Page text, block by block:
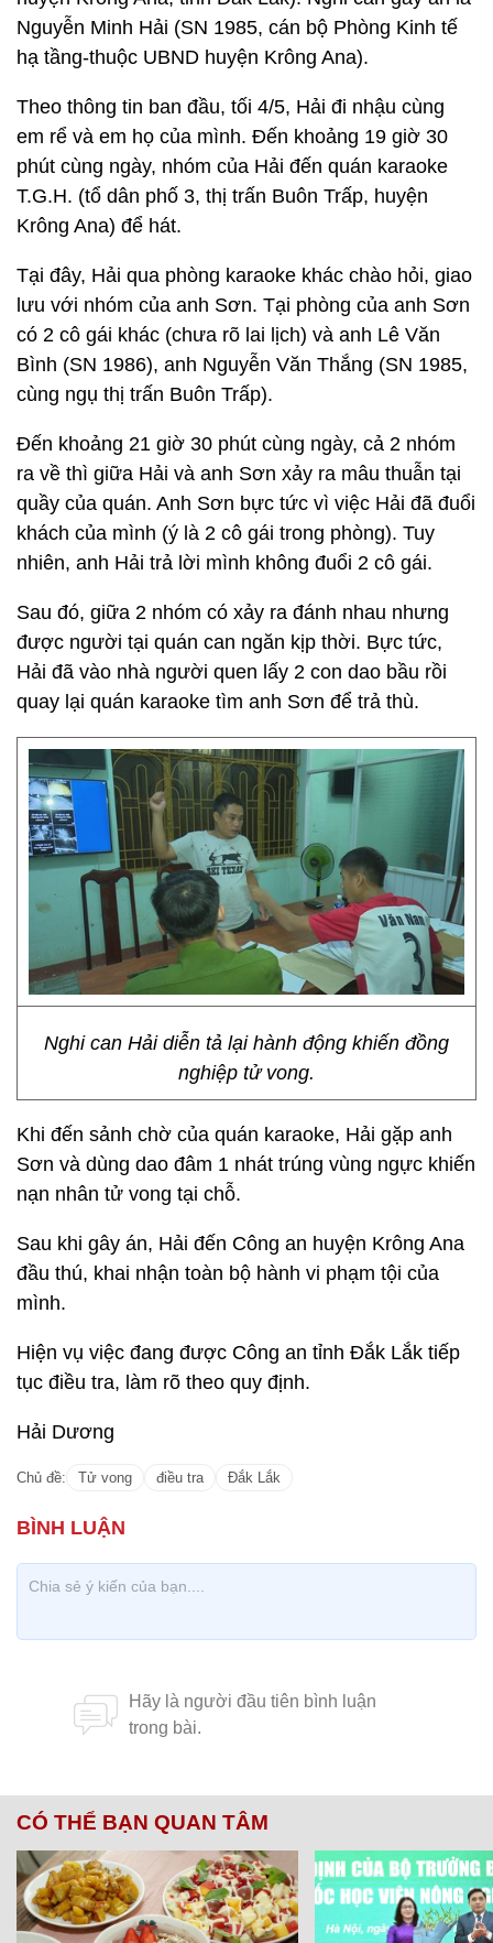
Nguyễn Minh Hải (SN 1985, cán bộ Phòng Kinh tế
hạ tầng-thuộc UBND huyện Krông Ana).
Theo thông tin ban đầu, tối 4/5, Hải đi nhậu cùng
em rể và em họ của mình. Đến khoảng 19 giờ 30
phút cùng ngày, nhóm của Hải đến quán karaoke
T.G.H. (tổ dân phố 3, thị trấn Buôn Trấp, huyện
Krông Ana) để hát.
Tại đây, Hải qua phòng karaoke khác chào hỏi, giao
lưu với nhóm của anh Sơn. Tại phòng của anh Sơn
có 2 cô gái khác (chưa rõ lai lịch) và anh Lê Văn
Bình (SN 1986), anh Nguyễn Văn Thắng (SN 1985,
cùng ngụ thị trấn Buôn Trấp).
Đến khoảng 21 giờ 30 phút cùng ngày, cả 2 nhóm
ra về thì giữa Hải và anh Sơn xảy ra mâu thuẫn tại
quầy của quán. Anh Sơn bực tức vì việc Hải đã đuổi
khách của mình (ý là 2 cô gái trong phòng). Tuy
nhiên, anh Hải trả lời mình không đuổi 2 cô gái.
Sau đó, giữa 2 nhóm có xảy ra đánh nhau nhưng
được người tại quán can ngăn kịp thời. Bực tức,
Hải đã vào nhà người quen lấy 2 con dao bầu rồi
quay lại quán karaoke tìm anh Sơn để trả thù.
Nghi can Hải diễn tả lại hành động khiến đồng
nghiệp tử vong.
Khi đến sảnh chờ của quán karaoke, Hải gặp anh
Sơn và dùng dao đâm 1 nhát trúng vùng ngực khiến
nạn nhân tử vong tại chỗ.
Sau khi gây án, Hải đến Công an huyện Krông Ana
đầu thú, khai nhận toàn bộ hành vi phạm tội của
mình.
Hiện vụ việc đang được Công an tỉnh Đắk Lắk tiếp
tục điều tra, làm rõ theo quy định.
Hải Dương
Chủ đề: Tử vong điều tra Đắk Lắk
CÓ THỂ BẠN QUAN TÂM